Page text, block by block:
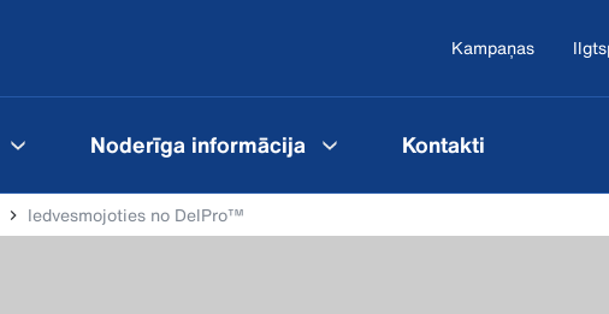
Kampaņas
Noderīga informācija Kontakti
Iedvesmojoties no DelPro™